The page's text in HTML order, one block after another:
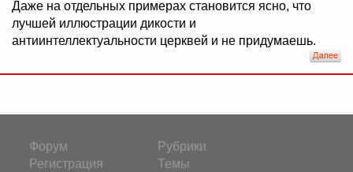
Даже на отдельных примерах становится ясно, что
лучшей иллюстрации дикости и
антиинтеллектуальности церквей и не придумаешь.
Форум
Регистрация
Рубрики
Темы